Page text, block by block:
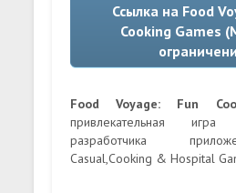
Ссылка на Food
Cooking Games
Food Voyage: Fun
привлекательная
разработчика
Casual,Cooking & Hospital